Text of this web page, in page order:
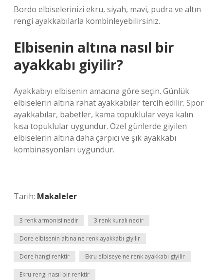
Bordo elbiselerinizi ekru, siyah, mavi, pudra ve altın
rengi ayakkabılarla kombinleyebilirsiniz.
Elbisenin altına nasıl bir
ayakkabı giyilir?
Ayakkabıyı elbisenin amacına göre seçin. Günlük
elbiselerin altına rahat ayakkabılar tercih edilir. Spor
ayakkabılar, babetler, kama topuklular veya kalın
kısa topuklular uygundur. Özel günlerde giyilen
elbiselerin altına daha çarpıcı ve şık ayakkabı
kombinasyonları uygundur.
Tarih: Makaleler
3 renk armonisi nedir 3 renk kuralı nedir
Dore elbisenin altına ne renk ayakkabı giyilir
Dore hangi renktir Ekru elbiseye ne renk ayakkabı giyilir
Ekru rengi nasıl bir renktir